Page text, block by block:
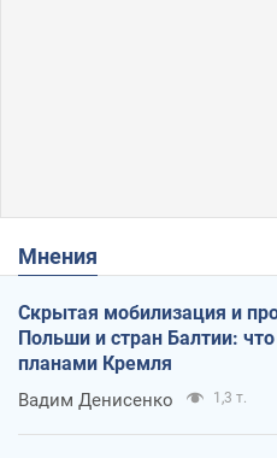
Мнения
Скрытая мобилизация и
Польши и стран Балтии:
планами Кремля
Вадим Денисенко 1,3 т.